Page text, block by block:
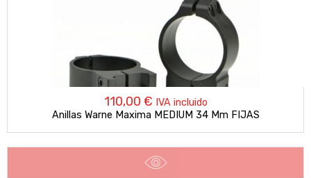
110,00 € IVA incluido
Anillas Warne Maxima MEDIUM 34 Mm FIJAS